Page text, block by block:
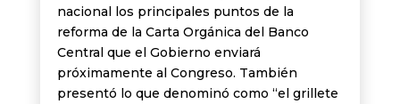
nacional los principales puntos de la
reforma de la Carta Orgánica del Banco
Central que el Gobierno enviará
próximamente al Congreso. También
presentó lo que denominó como “el grillete